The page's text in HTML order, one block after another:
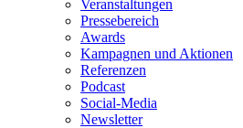
Veranstaltungen
Pressebereich
Awards
Kampagnen und Aktionen
Referenzen
Podcast
Social-Media
Newsletter